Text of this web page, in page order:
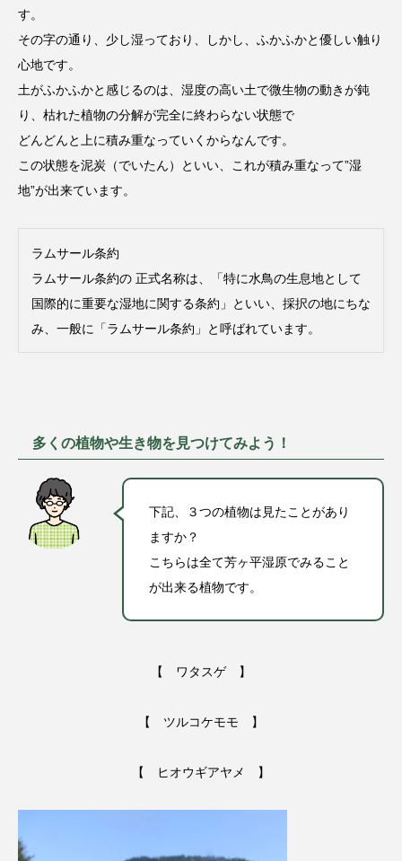
す。
その字の通り、少し湿っており、しかし、ふかふかと優しい触り
心地です。
土がふかふかと感じるのは、湿度の高い土で微生物の動きが鈍
り、枯れた植物の分解が完全に終わらない状態で
どんどんと上に積み重なっていくからなんです。
この状態を泥炭（でいたん）といい、これが積み重なって”湿
地”が出来ています。
ラムサール条約
ラムサール条約の 正式名称は、「特に水鳥の生息地として
国際的に重要な湿地に関する条約」といい、採択の地にちな
み、一般に「ラムサール条約」と呼ばれています。
多くの植物や生き物を見つけてみよう！
下記、３つの植物は見たことがあり
ますか？
こちらは全て芳ヶ平湿原でみること
が出来る植物です。
【 ワタスゲ 】
【 ツルコケモモ 】
【 ヒオウギアヤメ 】